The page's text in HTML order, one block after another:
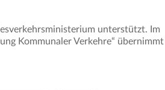
unterstützt. Im
Kommunaler Verkehre“ übernimmt